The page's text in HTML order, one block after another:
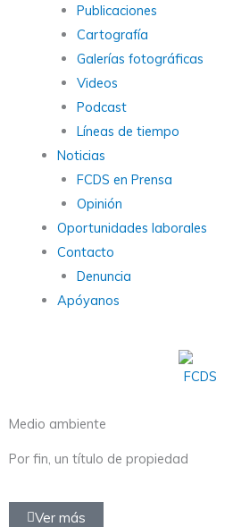
Publicaciones
Cartografía
Galerías fotográficas
Videos
Podcast
Líneas de tiempo
Noticias
FCDS en Prensa
Opinión
Oportunidades laborales
Contacto
Denuncia
Apóyanos
Medio ambiente
Por fin, un título de propiedad
Ver más